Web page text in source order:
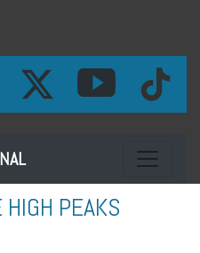
Toggle
HIGH PEAKS